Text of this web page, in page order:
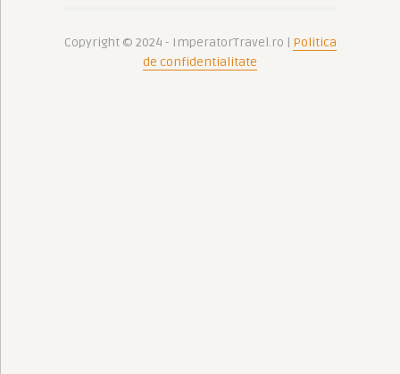
Copyright © 2024 - ImperatorTravel.ro | Politica
de confidentialitate